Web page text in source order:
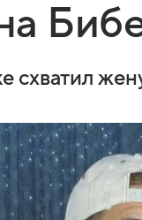
схватил